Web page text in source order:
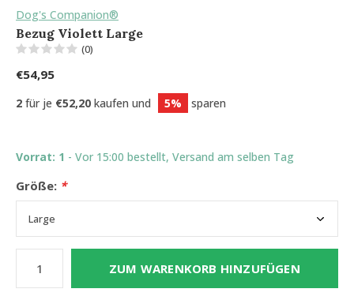
Dog's Companion®
Bezug Violett Large
(0)
€54,95
2 für je €52,20 kaufen und 5% sparen
Vorrat: 1 - Vor 15:00 bestellt, Versand am selben Tag
Größe: *
ZUM WARENKORB HINZUFÜGEN